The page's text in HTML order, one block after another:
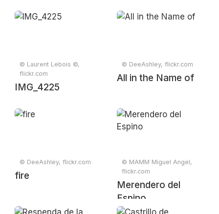
© Laurent Lebois ©,
flickr.com
IMG_4225
© DeeAshley, flickr.com
All in the Name of
© DeeAshley, flickr.com
fire
© MAMM Miguel Angel,
flickr.com
Merendero del
Espino